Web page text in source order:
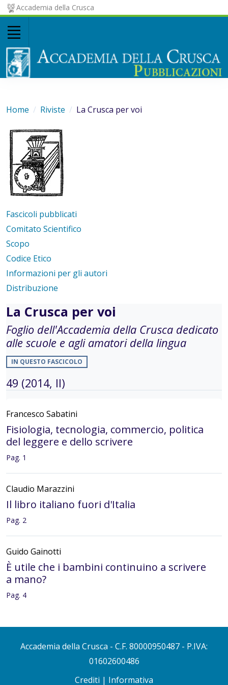
Accademia della Crusca
Home Riviste La Crusca per voi
Fascicoli pubblicati
Comitato Scientifico
Scopo
Codice Etico
Informazioni per gli autori
Distribuzione
La Crusca per voi
Foglio dell'Accademia della Crusca dedicato
alle scuole e agli amatori della lingua
IN QUESTO FASCICOLO
49 (2014, II)
Francesco Sabatini
Fisiologia, tecnologia, commercio, politica
del leggere e dello scrivere
Pag. 1
Claudio Marazzini
Il libro italiano fuori d'Italia
Pag. 2
Guido Gainotti
È utile che i bambini continuino a scrivere
a mano?
Pag. 4
Nicoletta Maraschio
Grafia e punteggiatura nei libri del
Accademia della Crusca - C.F. 80000950487 - P.IVA:
01602600486
Crediti | Informativa